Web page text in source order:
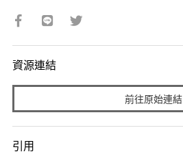
資源連結
前往原始連結
引用